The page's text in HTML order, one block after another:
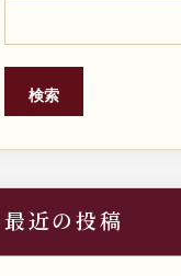
検索
最近の投稿